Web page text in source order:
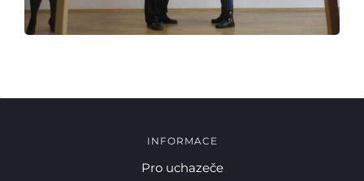
INFORMACE
Pro uchazeče